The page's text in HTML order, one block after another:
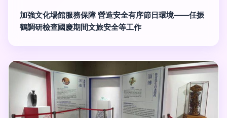
加強文化場館服務保障 營造安全有序節日環境——任振
鶴調研檢查國慶期間文旅安全等工作